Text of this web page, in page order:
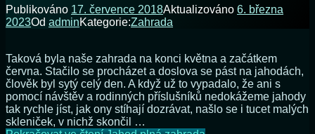
Publikováno 17. července 2018Aktualizováno 6. března
2023Od adminKategorie:Zahrada
Taková byla naše zahrada na konci května a začátkem
června. Stačilo se procházet a doslova se pást na jahodách,
člověk byl sytý celý den. A když už to vypadalo, že ani s
pomocí návštěv a rodinných příslušníků nedokážeme jahody
tak rychle jíst, jak ony stíhají dozrávat, našlo se i tucet malých
skleniček, v nichž skončil …